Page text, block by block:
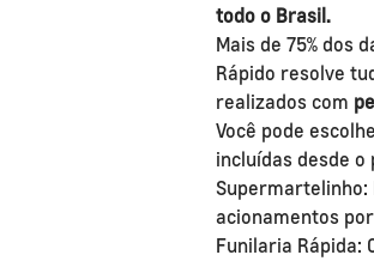
todo o Brasil.
Mais de 75% dos
Rápido resolve
realizados com
Você pode
incluídas desde o
Supermartelinho:
acionamentos
Funilaria Rápida: